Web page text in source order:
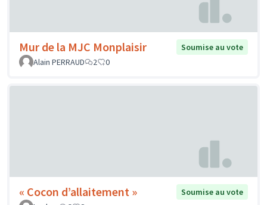
Mur de la MJC Monplaisir
Soumise au vote
Alain PERRAUD
2 0
« Cocon d’allaitement »
Soumise au vote